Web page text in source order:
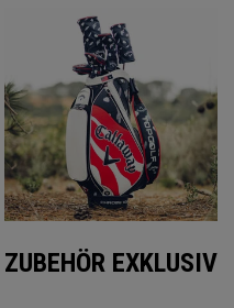
ZUBEHÖR EXKLUSIV